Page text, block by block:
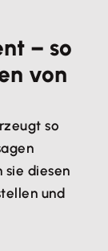
– so
von
so
diesen
und